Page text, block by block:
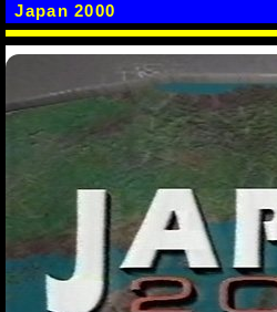
Japan 2000